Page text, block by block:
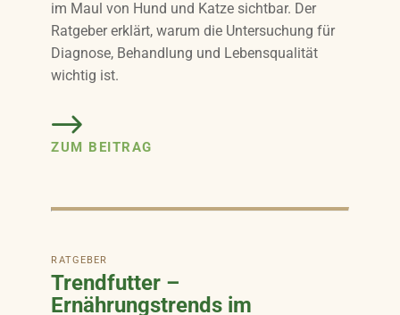
im Maul von Hund und Katze sichtbar. Der
Ratgeber erklärt, warum die Untersuchung für
Diagnose, Behandlung und Lebensqualität
wichtig ist.
ZUM BEITRAG
RATGEBER
Trendfutter –
Ernährungstrends im